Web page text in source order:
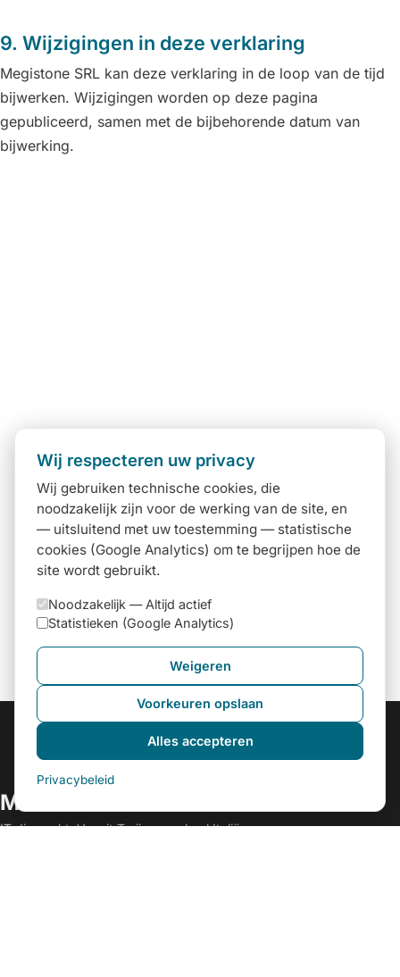
9. Wijzigingen in deze verklaring
Megistone SRL kan deze verklaring in de loop van de tijd
bijwerken. Wijzigingen worden op deze pagina
gepubliceerd, samen met de bijbehorende datum van
bijwerking.
MEGISTONE SRL
IT die werkt. Vanuit Turijn, voor heel Italië.
Wij respecteren uw privacy
Wij gebruiken technische cookies, die
noodzakelijk zijn voor de werking van de site, en
— uitsluitend met uw toestemming — statistische
cookies (Google Analytics) om te begrijpen hoe de
site wordt gebruikt.
Noodzakelijk —Altijd actief
Statistieken (Google Analytics)
Weigeren
Voorkeuren opslaan
Alles accepteren
Privacybeleid